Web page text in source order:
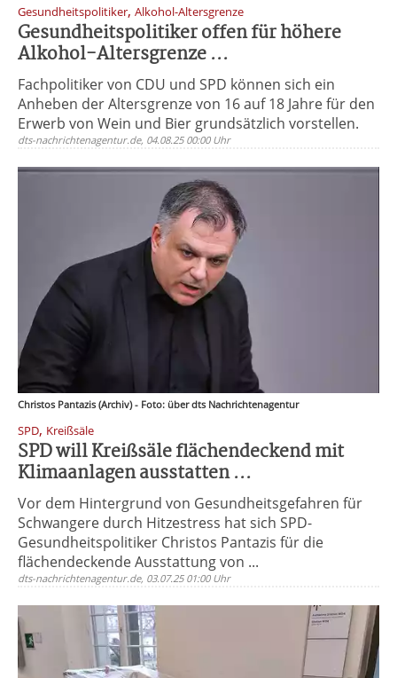
Gesundheitspolitiker, Alkohol-Altersgrenze
Gesundheitspolitiker offen für höhere
Alkohol-Altersgrenze ...
Fachpolitiker von CDU und SPD können sich ein
Anheben der Altersgrenze von 16 auf 18 Jahre für den
Erwerb von Wein und Bier grundsätzlich vorstellen.
dts-nachrichtenagentur.de, 04.08.25 00:00 Uhr
Christos Pantazis (Archiv) - Foto: über dts Nachrichtenagentur
SPD, Kreißsäle
SPD will Kreißsäle flächendeckend mit
Klimaanlagen ausstatten ...
Vor dem Hintergrund von Gesundheitsgefahren für
Schwangere durch Hitzestress hat sich SPD-
Gesundheitspolitiker Christos Pantazis für die
flächendeckende Ausstattung von ...
dts-nachrichtenagentur.de, 03.07.25 01:00 Uhr